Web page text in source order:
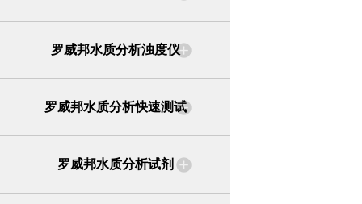
罗威邦水质分析浊度仪
罗威邦水质分析快速测试
罗威邦水质分析试剂